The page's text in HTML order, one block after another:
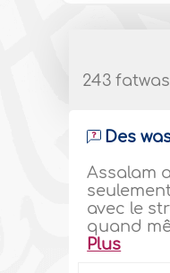
243 fatwas
Des
Assalam
avec le
quand
Plus